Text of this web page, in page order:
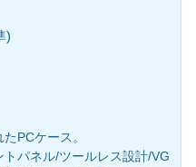
)
PCケース。
パネル/ツールレス設計/VG